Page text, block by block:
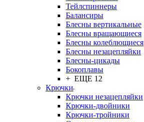
Тейлспиннеры
Балансиры
Блесны вертикальные
Блесны вращающиеся
Блесны колеблющиеся
Блесны незацепляйки
Блесны-цикады
Бокоплавы
+ ЕЩЕ 12
Крючки
Крючки незацепляйки
Крючки-двойники
Крючки-тройники